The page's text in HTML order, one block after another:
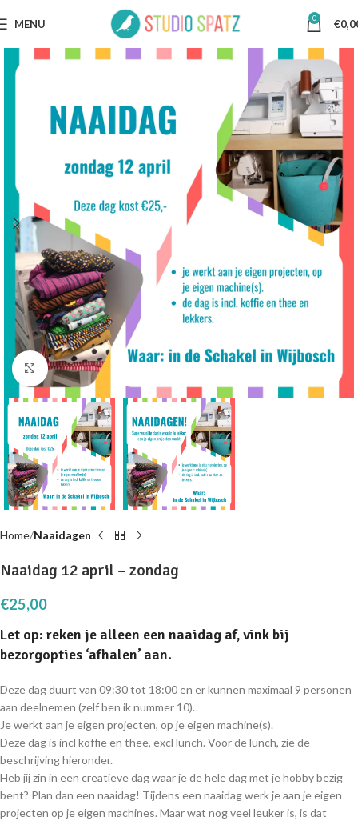
MENU 0 €
Click to enlarge
Home Naaidagen
Naaidag 12 april – zondag
€25,00
Let op: reken je alleen een naaidag af, vink bij
bezorgopties ‘afhalen’ aan.
Deze dag duurt van 09:30 tot 18:00 en er kunnen maximaal 9 personen
aan deelnemen (zelf ben ik nummer 10).
Je werkt aan je eigen projecten, op je eigen machine(s).
Deze dag is incl koffie en thee, excl lunch. Voor de lunch, zie de
beschrijving hieronder.
Heb jij zin in een creatieve dag waar je de hele dag met je hobby bezig
bent? Plan dan een naaidag! Tijdens een naaidag werk je aan je eigen
projecten op je eigen machines. Maar wat nog veel leuker is, is dat